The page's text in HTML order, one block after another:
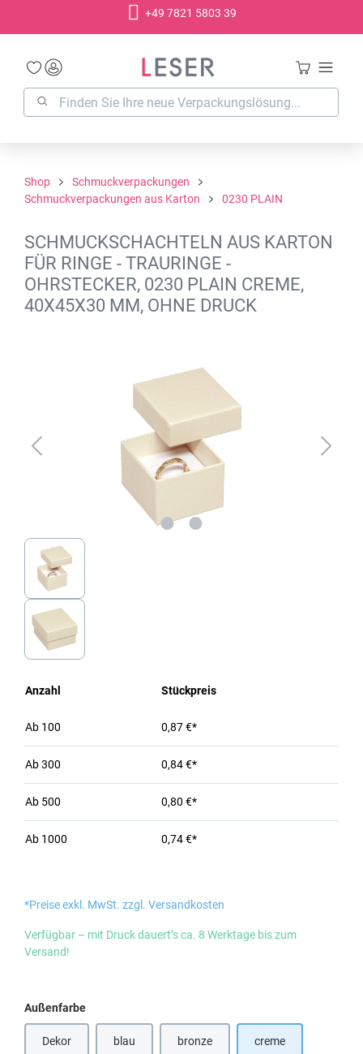
+49 7821 5803 39
Shop
Schmuckverpackungen
Schmuckverpackungen aus Karton
0230 PLAIN
SCHMUCKSCHACHTELN AUS KARTON
FÜR RINGE - TRAURINGE -
OHRSTECKER, 0230 PLAIN CREME,
40X45X30 MM, OHNE DRUCK
Anzahl Stückpreis
Ab 100 0,87 €*
Ab300 0,84 €*
Ab 500 0,80 €*
Ab 1000 0,74 €*
*Preise exkl. MwSt. zzgl. Versandkosten
Verfügbar – mit Druck dauert’s ca. 8 Werktage bis zum
Versand!
Außenfarbeauswählen
Dekor(Diese Option ist zurzeit nicht verfügbar.)
blau bronze(Diese Option ist zurzeit nicht
creme